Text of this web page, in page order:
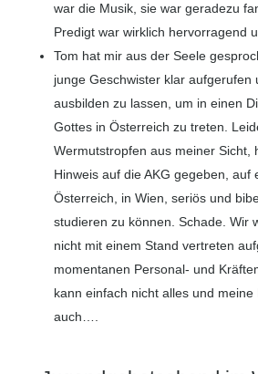
war die Musik, sie war geradezu
Predigt war wirklich hervorragend
Tom hat mir aus der Seele
junge Geschwister klar aufgerufen
ausbilden zu lassen, um in einen
Gottes in Österreich zu treten.
Wermutstropfen aus meiner Sicht,
Hinweis auf die AKG gegeben, auf
Österreich, in Wien, seriös und
studieren zu können. Schade. Wir
nicht mit einem Stand vertreten
momentanen Personal- und
kann einfach nicht alles und meine
auch….